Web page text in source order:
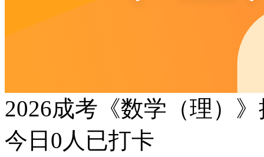
2026成考《数学（理）
今日 0 人已打卡